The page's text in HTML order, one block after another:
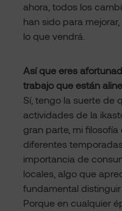
ahora, todos los
han sido para
lo que vendrá.
Así que eres
trabajo que están
Sí, tengo la suerte de
actividades de la
gran parte, mi
diferentes
importancia de
locales, algo que
fundamental distinguir
Porque en cualquier